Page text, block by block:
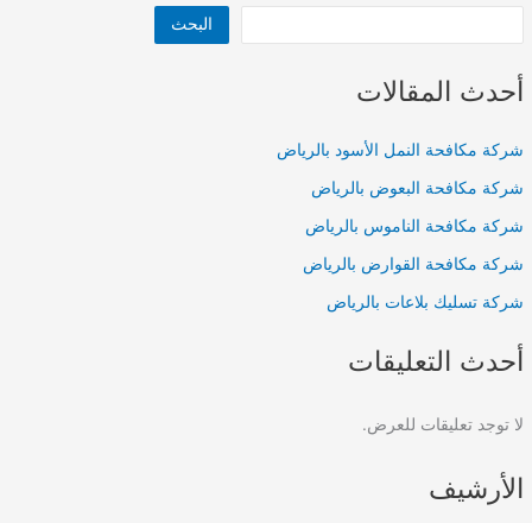
البحث
أحدث المقالات
شركة مكافحة النمل الأسود بالرياض
شركة مكافحة البعوض بالرياض
شركة مكافحة الناموس بالرياض
شركة مكافحة القوارض بالرياض
شركة تسليك بلاعات بالرياض
أحدث التعليقات
لا توجد تعليقات للعرض.
الأرشيف